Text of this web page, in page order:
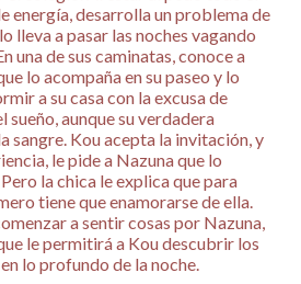
energía, desarrolla un problema de
lleva a pasar las noches vagando
una de sus caminatas, conoce a
lo acompaña en su paseo y lo
a su casa con la excusa de
sueño, aunque su verdadera
sangre. Kou acepta la invitación, y
le pide a Nazuna que lo
la chica le explica que para
tiene que enamorarse de ella.
a sentir cosas por Nazuna,
le permitirá a Kou descubrir los
lo profundo de la noche.